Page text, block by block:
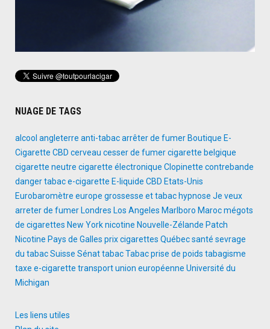
NUAGE DE TAGS
alcool angleterre anti-tabacarrêter de fumer Boutique E-
Cigarette CBD cerveau cesser de fumercigarette belgique
cigarette neutre cigarette électronique Clopinette contrebande
danger tabace-cigarette E-liquide CBD Etats-Unis
Eurobaromètre europe grossesse et tabac hypnose Je veux
arreter de fumer Londres Los Angeles Marlboro Marocmégots
de cigarettes New Yorknicotine Nouvelle-Zélande Patch
Nicotine Pays de Galles prix cigarettes Québecsanté sevrage
du tabacSuisse SénattabacTabac prise de poids tabagisme
taxe e-cigarette transportunion européenne Université du
Michigan
Les liens utiles